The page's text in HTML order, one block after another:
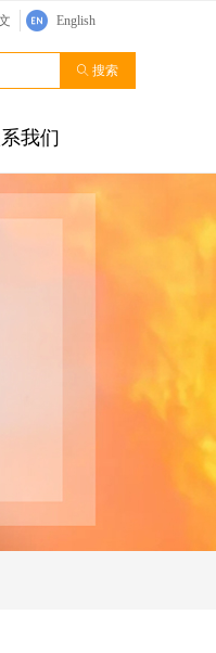
ꄠ 搜索
English
我们